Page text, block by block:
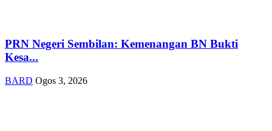
PRN Negeri Sembilan: Kemenangan BN Bukti
Kesa...
BARD Ogos 3, 2026